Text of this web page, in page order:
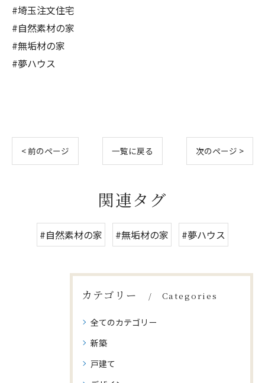
#埼玉注文住宅
#自然素材の家
#無垢材の家
#夢ハウス
< 前のページ 一覧に戻る 次のページ >
関連タグ
#自然素材の家 #無垢材の家 #夢ハウス
カテゴリー Categories
全てのカテゴリー
新築
戸建て